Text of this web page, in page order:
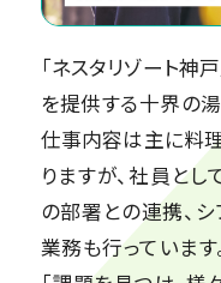
「ネスタリゾート神
を提供する十界の湯
仕事内容は主に料
りますが、社員とし
の部署との連携、
業務も行っています